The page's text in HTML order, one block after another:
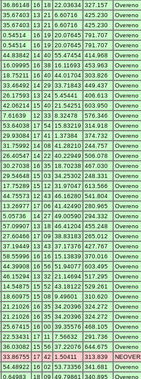
36.86148 16 18 22.03634 327.157
Overeno
35.67403 13 21 6.60716 425.230
Overeno
35.67403 13 21 6.60716 425.230
Overeno
0.54514 16 19 20.07645 791.707
Overeno
0.54514 16 19 20.07645 791.707
Overeno
44.83842 14 40 55.47454 414.968
Overeno
16.09995 16 38 16.11693 453.963
Overeno
18.75211 16 40 44.01704 303.826
Overeno
33.46492 14 29 33.71843 449.437
Overeno
26.17593 13 24 5.45441 406.613
Overeno
42.06214 15 40 21.54251 603.950
Overeno
7.61639 12 33 8.32478 576.346
Overeno
53.64038 17 54 15.83219 314.918
Overeno
29.93084 17 41 1.37384 374.732
Overeno
31.75992 14 08 41.28210 244.757
Overeno
26.40547 14 22 40.22949 506.078
Overeno
30.27038 16 35 18.70238 467.030
Overeno
29.54648 15 03 34.25302 248.331
Overeno
17.75289 15 12 31.97047 613.566
Overeno
44.75573 12 43 46.16280 541.804
Overeno
13.26977 17 06 41.42490 280.965
Overeno
5.05736 14 27 49.00590 294.332
Overeno
57.09907 13 18 46.41204 455.248
Overeno
27.60466 17 09 38.83183 265.012
Overeno
37.19449 13 43 37.17376 427.767
Overeno
58.55996 16 16 15.13839 370.016
Overeno
44.39908 16 56 51.94077 603.495
Overeno
46.15294 13 32 21.14694 517.295
Overeno
14.54875 15 52 43.18122 529.261
Overeno
18.60975 15 08 9.49601 310.620
Overeno
21.21026 16 35 34.20396 324.272
Overeno
21.21026 16 35 34.20396 324.272
Overeno
25.67415 16 00 39.35576 468.105
Overeno
22.53431 17 11 7.56632 291.736
Overeno
36.03082 15 56 37.22076 644.675
Overeno
33.86755 17 42 1.50411 313.839
54.48922 16 02 53.73356 341.681
Overeno
0.64983 18 09 49.79861 340.895 Overeno